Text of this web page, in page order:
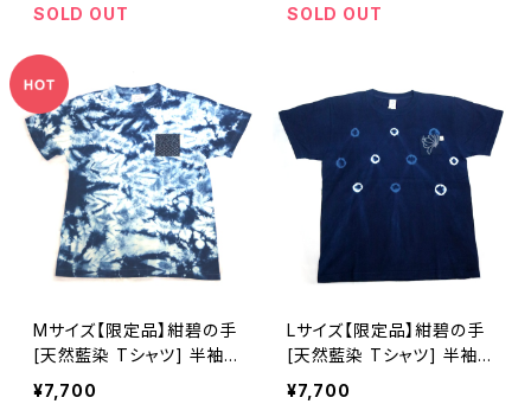
SOLD OUT
SOLD OUT
Mサイズ【限定品】紺碧の手
[天然藍染 Tシャツ] 半袖
全体絞り染め ※職人手染
¥7,700
Lサイズ【限定品】紺碧の手
[天然藍染 Tシャツ] 半袖
※職人手染め
¥7,700